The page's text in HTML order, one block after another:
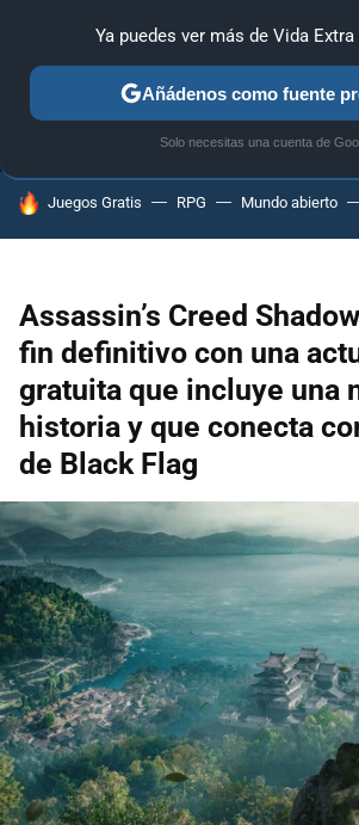
ANÁLISIS GUÍAS Y TRUCOS PC
HOY SE HABLA DE
Juegos Gratis RPG Mundo abierto
Assassin’s Creed
fin definitivo con una
gratuita que incluye una
historia y que conecta
de Black Flag
Ya puedes ver más de Vida
Añádenos como fuente
Solo necesitas una cuenta de